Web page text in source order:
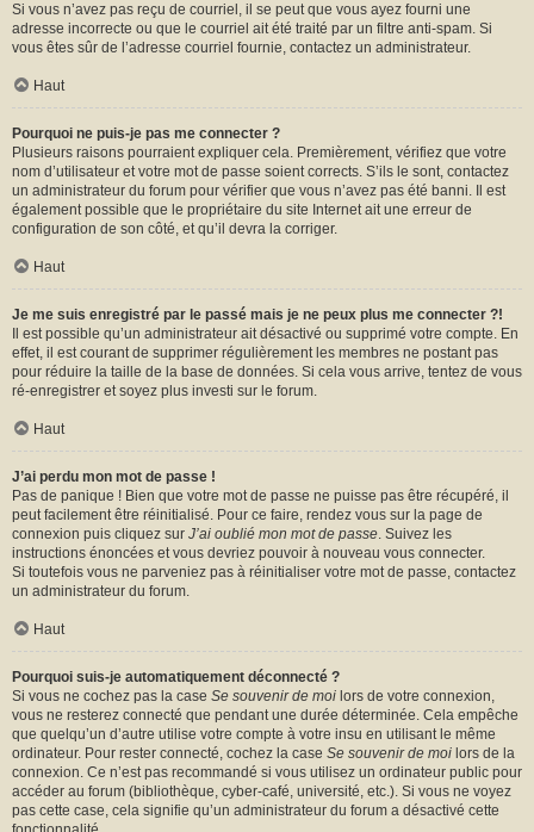
Si vous n’avez pas reçu de courriel, il se peut que vous ayez fourni une
adresse incorrecte ou que le courriel ait été traité par un filtre anti-spam. Si
vous êtes sûr de l’adresse courriel fournie, contactez un administrateur.
Haut
Pourquoi ne puis-je pas me connecter ?
Plusieurs raisons pourraient expliquer cela. Premièrement, vérifiez que votre
nom d’utilisateur et votre mot de passe soient corrects. S’ils le sont, contactez
un administrateur du forum pour vérifier que vous n’avez pas été banni. Il est
également possible que le propriétaire du site Internet ait une erreur de
configuration de son côté, et qu’il devra la corriger.
Haut
Je me suis enregistré par le passé mais je ne peux plus me connecter ?!
Il est possible qu’un administrateur ait désactivé ou supprimé votre compte. En
effet, il est courant de supprimer régulièrement les membres ne postant pas
pour réduire la taille de la base de données. Si cela vous arrive, tentez de vous
ré-enregistrer et soyez plus investi sur le forum.
Haut
J’ai perdu mon mot de passe !
Pas de panique ! Bien que votre mot de passe ne puisse pas être récupéré, il
peut facilement être réinitialisé. Pour ce faire, rendez vous sur la page de
connexion puis cliquez sur J’ai oublié mon mot de passe. Suivez les
instructions énoncées et vous devriez pouvoir à nouveau vous connecter.
Si toutefois vous ne parveniez pas à réinitialiser votre mot de passe, contactez
un administrateur du forum.
Haut
Pourquoi suis-je automatiquement déconnecté ?
Si vous ne cochez pas la case Se souvenir de moi lors de votre connexion,
vous ne resterez connecté que pendant une durée déterminée. Cela empêche
que quelqu’un d’autre utilise votre compte à votre insu en utilisant le même
ordinateur. Pour rester connecté, cochez la case Se souvenir de moi lors de la
connexion. Ce n’est pas recommandé si vous utilisez un ordinateur public pour
accéder au forum (bibliothèque, cyber-café, université, etc.). Si vous ne voyez
pas cette case, cela signifie qu’un administrateur du forum a désactivé cette